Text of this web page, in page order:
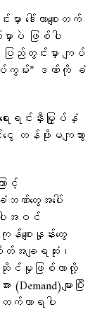
ဒေါ်လာစျေးတက်
ာပဲ ဖြစ်ပါ
ည်တွင်းမှာ ကျပ်
ကွမ်း” ဒဏ်ကို ခံ
းရင်းနှီးမြှုပ်နှံ
တန်ဖိုးမကျသွား
င့်
ဏ်တွေအပေါ်
ါအဝင်
စျေးနှုန်းတွေ
တ်အချရဆုံး၊
င်မှုဖြစ်လာလို့
များပြီး
တက်လာရပါ